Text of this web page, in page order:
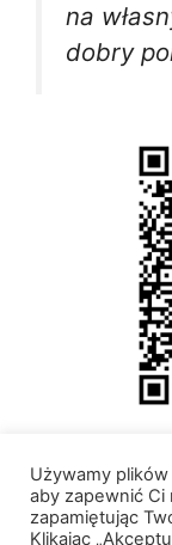
na
dobry
Używamy
aby zapewnić Ci
zapamiętując
Klikając